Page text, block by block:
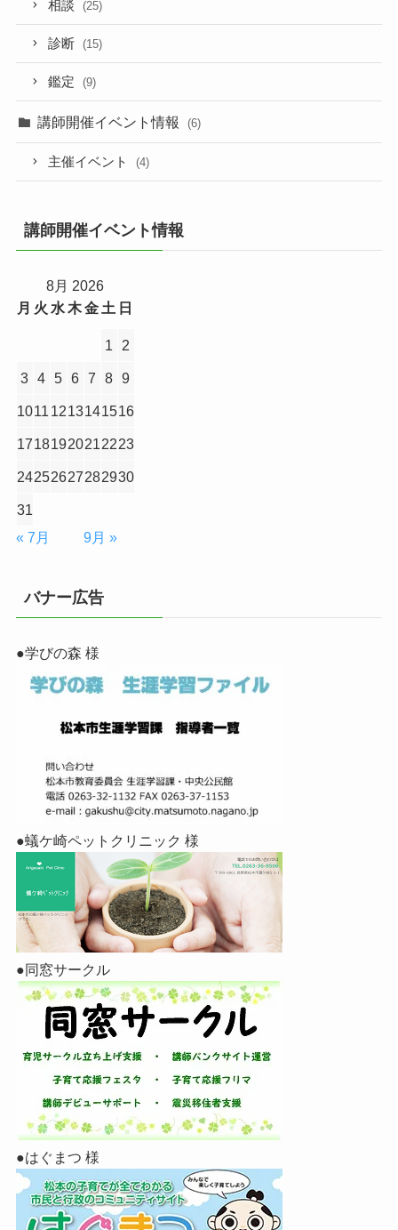
相談 (25)
診断 (15)
鑑定 (9)
講師開催イベント情報 (6)
主催イベント (4)
講師開催イベント情報
8月 2026
月 火 水 木金 土 日
1 2
3 4 5 6 7 8 9
1011 1213141516
1718192021 2223
24252627282930
31
« 7月
9月 »
バナー広告
●学びの森 様
●蟻ケ崎ペットクリニック 様
●同窓サークル
●はぐまつ 様